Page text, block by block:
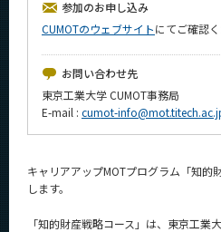
参加のお申し込み
CUMOTのウェブサイトにてご確認く
お問い合わせ先
東京工業大学 CUMOT事務局
E-mail : cumot-
キャリアアップMOTプログラム「知的
します。
「知的財産戦略コース」は、東京工業
年別アーカイブ
サイト